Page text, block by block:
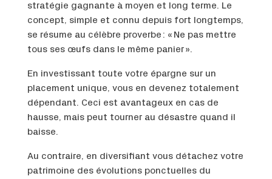
stratégie gagnante à moyen et long terme. Le
concept, simple et connu depuis fort longtemps,
se résume au célèbre proverbe : « Ne pas mettre
tous ses œufs dans le même panier ».
En investissant toute votre épargne sur un
placement unique, vous en devenez totalement
dépendant. Ceci est avantageux en cas de
hausse, mais peut tourner au désastre quand il
baisse.
Au contraire, en diversifiant vous détachez votre
patrimoine des évolutions ponctuelles du